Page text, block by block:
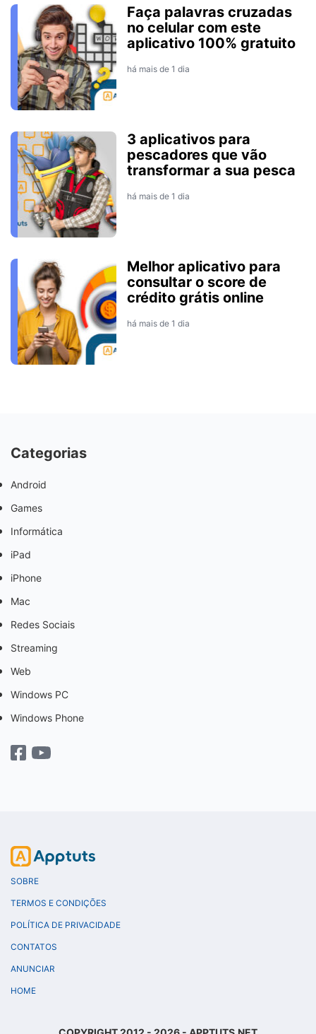
Faça palavras cruzadas
no celular com este
aplicativo 100% gratuito
há mais de 1 dia
3 aplicativos para
pescadores que vão
transformar a sua pesca
há mais de 1 dia
Melhor aplicativo para
consultar o score de
crédito grátis online
há mais de 1 dia
Categorias
Android
Games
Informática
iPad
iPhone
Mac
Redes Sociais
Streaming
Web
Windows PC
Windows Phone
SOBRE
TERMOS E CONDIÇÕES
POLÍTICA DE PRIVACIDADE
CONTATOS
ANUNCIAR
HOME